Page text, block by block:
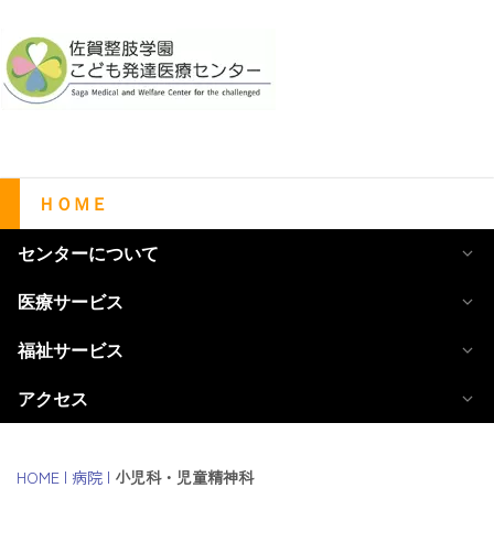
ＨＯＭＥ
センターについて
医療サービス
福祉サービス
アクセス
【所在地】
HOME | 病院 | 小児科・児童精神科